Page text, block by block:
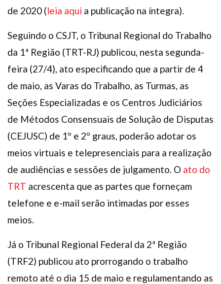
de 2020 (leia aqui a publicação na íntegra).
Seguindo o CSJT, o Tribunal Regional do Trabalho
da 1ª Região (TRT-RJ) publicou, nesta segunda-
feira (27/4), ato especificando que a partir de 4
de maio, as Varas do Trabalho, as Turmas, as
Seções Especializadas e os Centros Judiciários
de Métodos Consensuais de Solução de Disputas
(CEJUSC) de 1º e 2º graus, poderão adotar os
meios virtuais e telepresenciais para a realização
de audiências e sessões de julgamento. O ato do
TRT acrescenta que as partes que forneçam
telefone e e-mail serão intimadas por esses
meios.
Já o Tribunal Regional Federal da 2ª Região
(TRF2) publicou ato prorrogando o trabalho
remoto até o dia 15 de maio e regulamentando as